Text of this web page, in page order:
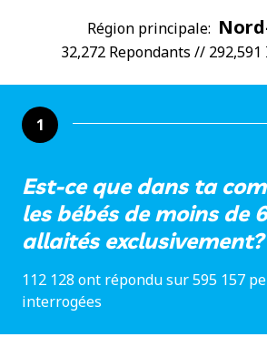
Région principale:
32,272 Repondants //
1
Est-ce que dans ta
les bébés de moins de
allaités exclusivement?
112 128 ont répondu sur 595 157
interrogées